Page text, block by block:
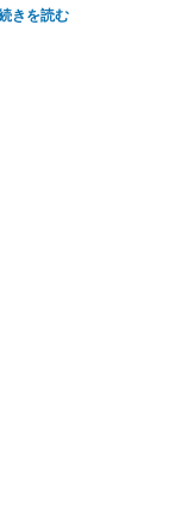
きを読む